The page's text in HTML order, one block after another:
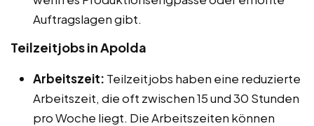
Auftragslagen gibt.
Teilzeitjobs in Apolda
Arbeitszeit: Teilzeitjobs haben eine reduzierte
Arbeitszeit, die oft zwischen 15 und 30 Stunden
pro Woche liegt. Die Arbeitszeiten können